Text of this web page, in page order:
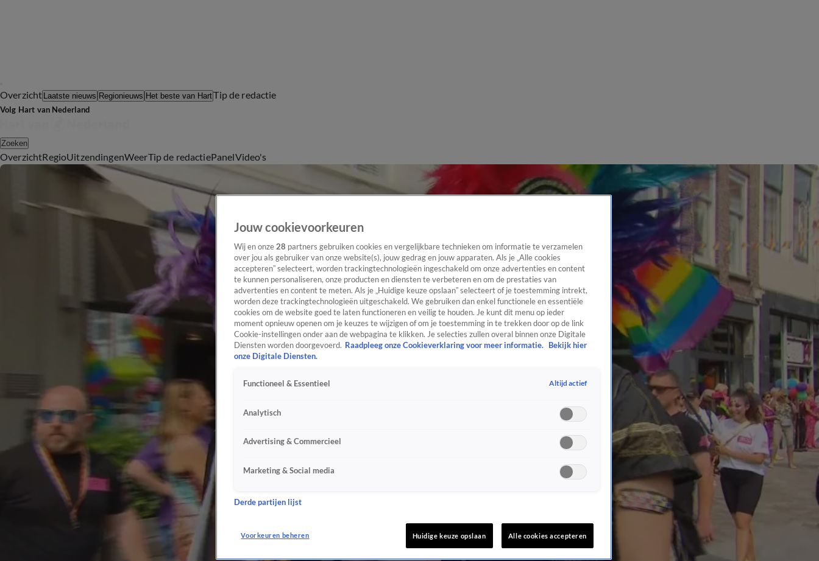
Overzicht Laatste nieuws Regionieuws Het beste van HartTip de redactie
Volg Hart van Nederland
Zoeken
OverzichtRegioUitzendingenWeerTip de redactiePanelVideo's
Jouw cookievoorkeuren
Wij en onze 28 partners gebruiken cookies en vergelijkbare technieken om informatie te verzamelen
over jou als gebruiker van onze website(s), jouw gedrag en jouw apparaten. Als je „Alle cookies
accepteren” selecteert, worden trackingtechnologieën ingeschakeld om onze advertenties en content
te kunnen personaliseren, onze producten en diensten te verbeteren en om de prestaties van
advertenties en content te meten. Als je „Huidige keuze opslaan” selecteert of je toestemming intrekt,
worden deze trackingtechnologieën uitgeschakeld. We gebruiken dan enkel functionele en essentiële
cookies om de website goed te laten functioneren en veilig te houden. Je kunt dit menu op ieder
moment opnieuw openen om je keuzes te wijzigen of om je toestemming in te trekken door op de link
Cookie-instellingen onder aan de webpagina te klikken. Je selecties zullen overal binnen onze Digitale
Diensten worden doorgevoerd. Raadpleeg onze Cookieverklaring voor meer informatie.
Bekijk hier
onze Digitale Diensten.
Functioneel & Essentieel Altijd actief
Analytisch
Advertising & Commercieel
Marketing & Social media
Derde partijen lijst
Voorkeuren beheren Huidige keuze opslaan Alle cookies accepteren